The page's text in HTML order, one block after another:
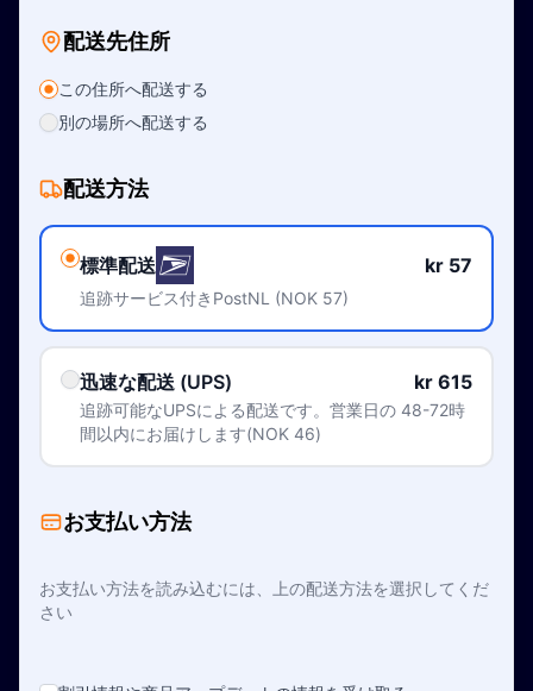
配送先住所
この住所へ配送する
別の場所へ配送する
配送方法
標準配送 kr 57
追跡サービス付きPostNL (NOK 57)
迅速な配送 (UPS) kr 615
追跡可能なUPSによる配送です。営業日の 48-72時
間以内にお届けします(NOK 46)
お支払い方法
お支払い方法を読み込むには、上の配送方法を選択してくだ
さい